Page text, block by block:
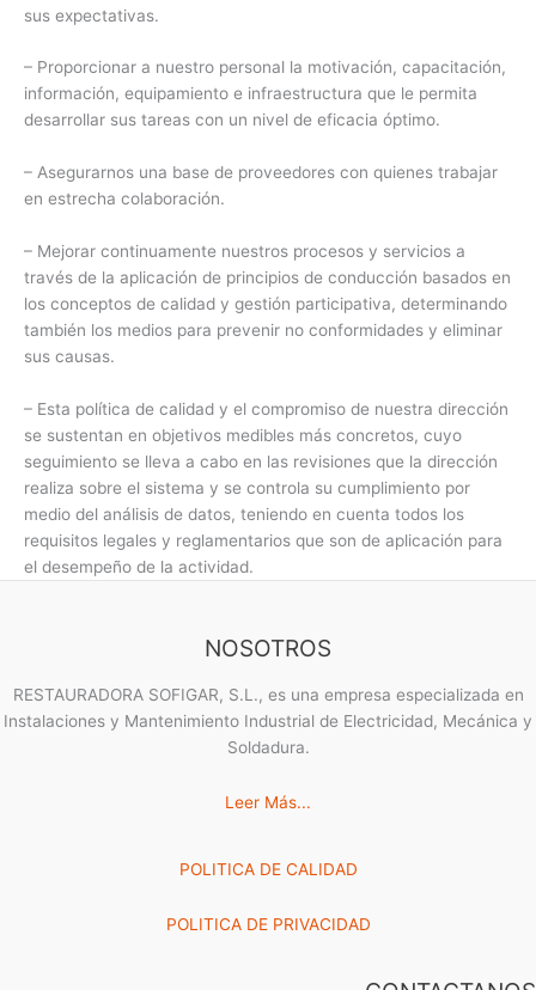
sus expectativas.
– Proporcionar a nuestro personal la motivación, capacitación,
información, equipamiento e infraestructura que le permita
desarrollar sus tareas con un nivel de eficacia óptimo.
– Asegurarnos una base de proveedores con quienes trabajar
en estrecha colaboración.
– Mejorar continuamente nuestros procesos y servicios a
través de la aplicación de principios de conducción basados en
los conceptos de calidad y gestión participativa, determinando
también los medios para prevenir no conformidades y eliminar
sus causas.
– Esta política de calidad y el compromiso de nuestra dirección
se sustentan en objetivos medibles más concretos, cuyo
seguimiento se lleva a cabo en las revisiones que la dirección
realiza sobre el sistema y se controla su cumplimiento por
medio del análisis de datos, teniendo en cuenta todos los
requisitos legales y reglamentarios que son de aplicación para
el desempeño de la actividad.
NOSOTROS
RESTAURADORA SOFIGAR, S.L., es una empresa especializada en
Instalaciones y Mantenimiento Industrial de Electricidad, Mecánica y
Soldadura.
Leer Más...
POLITICA DE CALIDAD
POLITICA DE PRIVACIDAD